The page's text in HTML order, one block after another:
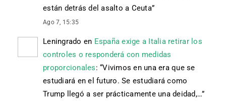
están detrás del asalto a Ceuta”
Ago 7, 15:35
Leningrado en España exige a Italia retirar los
controles o responderá con medidas
proporcionales: “Vivimos en una era que se
estudiará en el futuro. Se estudiará como
Trump llegó a ser prácticamente una deidad,…”